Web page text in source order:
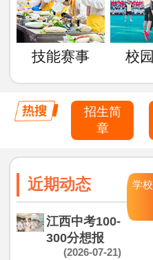
技能赛事 校
招生简
章
近期动态 学
江西中考100-
300分想报
(2026-07-21)